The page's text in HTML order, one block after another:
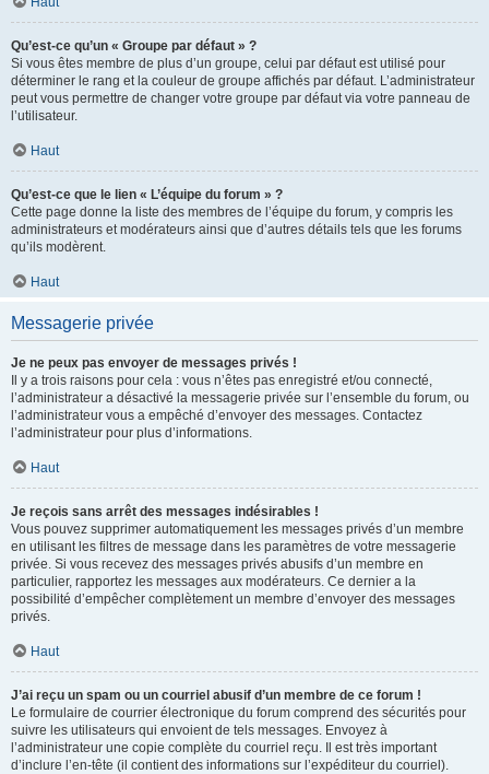
Qu’est-ce qu’un « Groupe par défaut » ?
Si vous êtes membre de plus d’un groupe, celui par défaut est utilisé pour
déterminer le rang et la couleur de groupe affichés par défaut. L’administrateur
peut vous permettre de changer votre groupe par défaut via votre panneau de
l’utilisateur.
Haut
Qu’est-ce que le lien « L’équipe du forum » ?
Cette page donne la liste des membres de l’équipe du forum, y compris les
administrateurs et modérateurs ainsi que d’autres détails tels que les forums
qu’ils modèrent.
Haut
Messagerie privée
Je ne peux pas envoyer de messages privés !
Il y a trois raisons pour cela : vous n’êtes pas enregistré et/ou connecté,
l’administrateur a désactivé la messagerie privée sur l’ensemble du forum, ou
l’administrateur vous a empêché d’envoyer des messages. Contactez
l’administrateur pour plus d’informations.
Haut
Je reçois sans arrêt des messages indésirables !
Vous pouvez supprimer automatiquement les messages privés d’un membre
en utilisant les filtres de message dans les paramètres de votre messagerie
privée. Si vous recevez des messages privés abusifs d’un membre en
particulier, rapportez les messages aux modérateurs. Ce dernier a la
possibilité d’empêcher complètement un membre d’envoyer des messages
privés.
Haut
J’ai reçu un spam ou un courriel abusif d’un membre de ce forum !
Le formulaire de courrier électronique du forum comprend des sécurités pour
suivre les utilisateurs qui envoient de tels messages. Envoyez à
l’administrateur une copie complète du courriel reçu. Il est très important
d’inclure l’en-tête (il contient des informations sur l’expéditeur du courriel).